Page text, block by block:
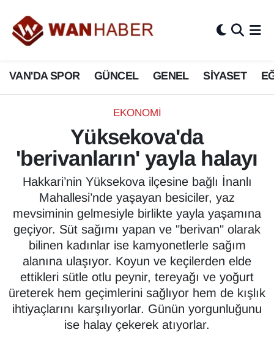
VAN'DA SPOR GÜNCEL GENEL SİYASET
EKONOMİ
Yüksekova'da
'berivanların' yayla halayı
Hakkari’nin Yüksekova ilçesine bağlı İnanlı
Mahallesi’nde yaşayan besiciler, yaz
mevsiminin gelmesiyle birlikte yayla yaşamına
geçiyor. Süt sağımı yapan ve "berivan" olarak
bilinen kadınlar ise kamyonetlerle sağım
alanına ulaşıyor. Koyun ve keçilerden elde
ettikleri sütle otlu peynir, tereyağı ve yoğurt
üreterek hem geçimlerini sağlıyor hem de kışlık
ihtiyaçlarını karşılıyorlar. Günün yorgunluğunu
ise halay çekerek atıyorlar.
3.SAYFA
ASAYİŞ
BİLİM VE TEKNOLOJİ
Biyografi
ÇEVRE
Deprem
Dernekler, Odalar
Diğer
DÜNYA
Van Nöbetçi Eczaneler
Van Hava Durumu
Van Namaz Vakitleri
Van Trafik Yoğunluk Haritası
Süper Lig Puan Durumu ve Fikstür
Tüm Manşetler
Son Dakika Haberleri
Haber Arşivi